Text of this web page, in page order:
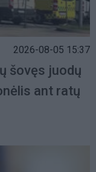
2026-08-05 15:37
šovęs juodų
ant ratų